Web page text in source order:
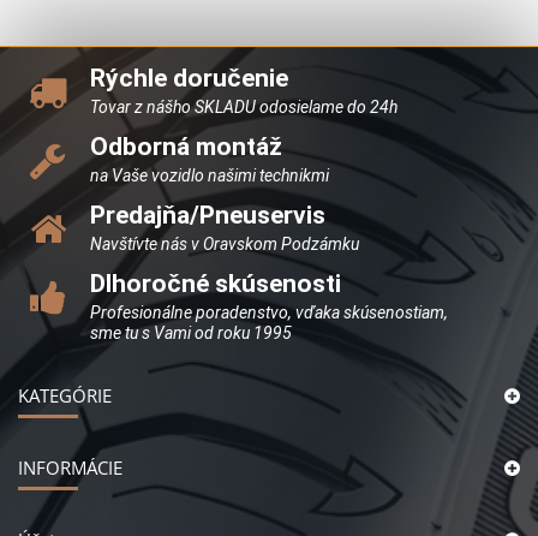
Rýchle doručenie
Tovar z nášho SKLADU odosielame do 24h
Odborná montáž
na Vaše vozidlo našimi technikmi
Predajňa/Pneuservis
Navštívte nás v Oravskom Podzámku
Dlhoročné skúsenosti
Profesionálne poradenstvo, vďaka skúsenostiam,
sme tu s Vami od roku 1995
KATEGÓRIE
INFORMÁCIE